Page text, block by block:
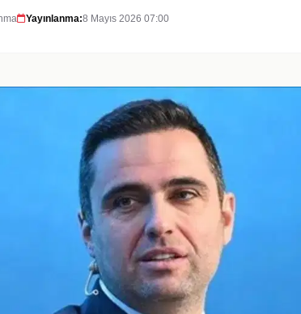
Yayınlanma:8 Mayıs 2026 07:00